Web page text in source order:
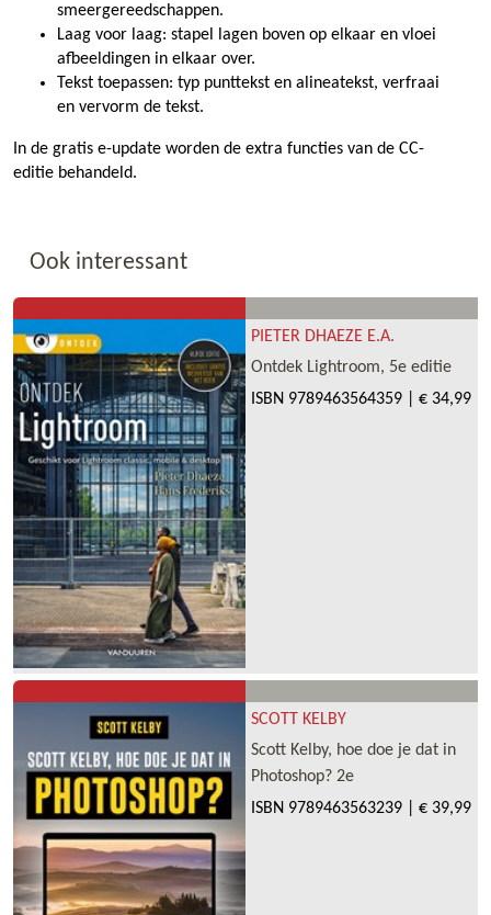
smeergereedschappen.
Laag voor laag: stapel lagen boven op elkaar en vloei
afbeeldingen in elkaar over.
Tekst toepassen: typ punttekst en alineatekst, verfraai
en vervorm de tekst.
In de gratis e-update worden de extra functies van de CC-
editie behandeld.
Ook interessant
PIETER DHAEZE E.A.
Ontdek Lightroom, 5e editie
ISBN 9789463564359 € 34,99
SCOTT KELBY
Scott Kelby, hoe doe je dat in
Photoshop? 2e
ISBN 9789463563239 € 39,99